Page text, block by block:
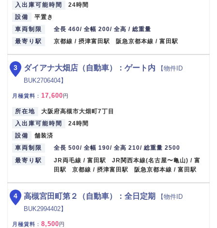
入出庫可能時間
24時間
設備
平置き
車両制限
全長 460/ 全幅 200/ 全高 / 総重量
最寄り駅
京都線 / 摂津富田駅 阪急京都本線 / 富田駅
ダイアナ大畑店（自動車）：ゲート内
【物件ID
BUK2706404】
月極賃料 ： 17,600 円
所在地
大阪府高槻市大畑町7丁目
入出庫可能時間
24時間
設備
舗装済
車両制限
全長 500/ 全幅 190/ 全高 210/ 総重量 2500
最寄り駅
JR両毛線 / 富田駅 JR関西本線(名古屋〜亀山) / 富
田駅 京都線 / 摂津富田駅 阪急京都本線 / 富田駅
3
高槻宮田町第２（自動車）：全日定期
【物件ID
BUK2994402】
月極賃料 ： 8,500円
4